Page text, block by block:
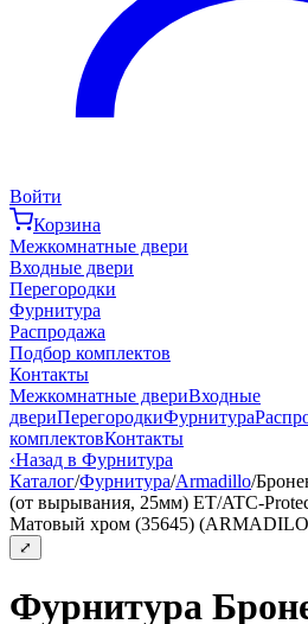
Войти
Корзина
Межкомнатные двери
Входные двери
Перегородки
Фурнитура
Распродажа
Подбор комплектов
Контакты
Межкомнатные двериВходные
двериПерегородкиФурнитура
комплектовКонтакты
‹Назад в Фурнитура
Каталог/Фурнитура/Armadillo/
(от вырывания, 25мм) ET/ATC-
Матовый хром (35645)
⤢
Фурнитура